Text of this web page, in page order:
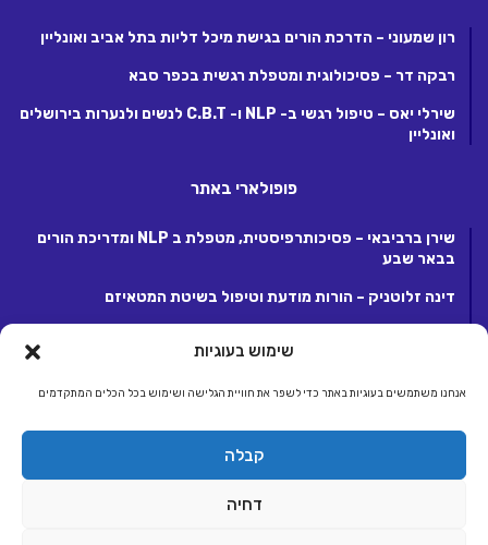
שימוש בעוגיות
אנחנו משתמשים בעוגיות באתר כדי לשפר את חוויית הגלישה ושימוש בכל הכלים המתקדמים
קבלה
דחיה
רון שמעוני – הדרכת הורים בגישת מיכל דליות בתל אביב ואונליין
רבקה דר – פסיכולוגית ומטפלת רגשית בכפר סבא
שירלי יאס – טיפול רגשי ב- NLP ו- C.B.T לנשים ולנערות בירושלים
ואונליין
פופולארי באתר
שירן ברביבאי – פסיכותרפיסטית, מטפלת ב NLP ומדריכת הורים
בבאר שבע
דינה זלוטניק – הורות מודעת וטיפול בשיטת המטאיזם
מפעילת קבוצת אתרי אלטרנטיבלי |